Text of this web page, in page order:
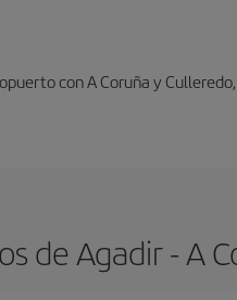
con A Coruña y
de Agadir - A